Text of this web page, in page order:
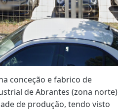
conceção e fabrico de
de Abrantes (zona norte)
de produção, tendo visto